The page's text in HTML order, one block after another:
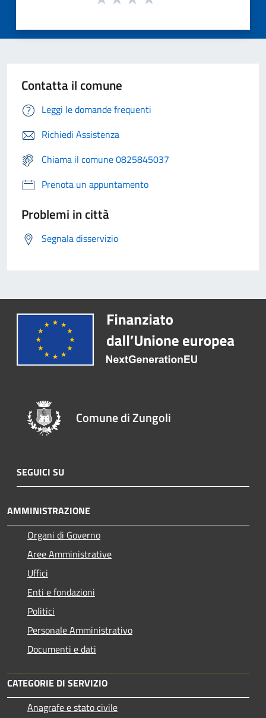
Contatta il comune
Leggi le domande frequenti
Richiedi Assistenza
Chiama il comune 0825845037
Prenota un appuntamento
Problemi in città
Segnala disservizio
Comune di Zungoli
SEGUICI SU
AMMINISTRAZIONE
Organi di Governo
Aree Amministrative
Uffici
Enti e fondazioni
Politici
Personale Amministrativo
Documenti e dati
CATEGORIE DI SERVIZIO
Anagrafe e stato civile